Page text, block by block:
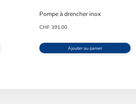
Pompe à drencher inox
CHF 391.00
Ajouter au panier